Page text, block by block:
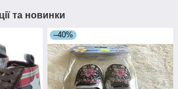
та новинки
–40%